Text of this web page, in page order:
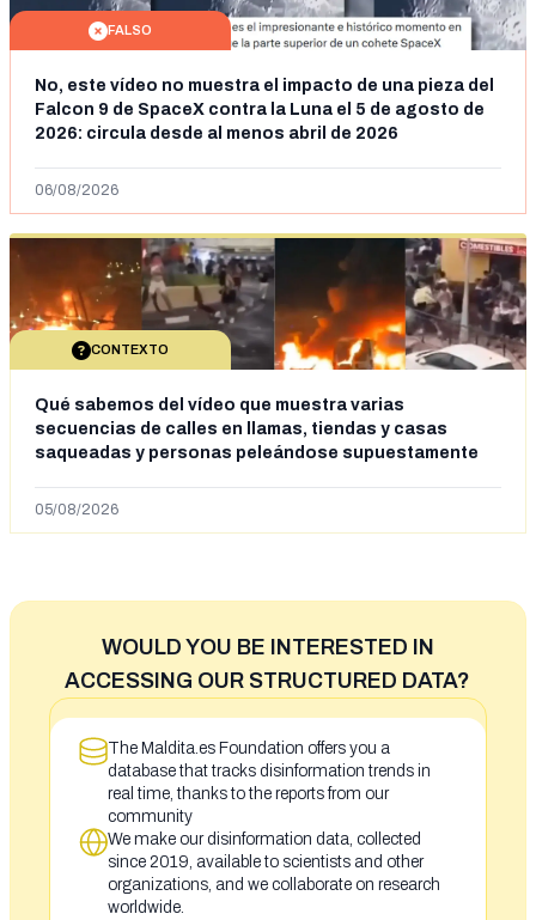
FALSO
No, este vídeo no muestra el impacto de una pieza del
Falcon 9 de SpaceX contra la Luna el 5 de agosto de
2026: circula desde al menos abril de 2026
06/08/2026
CONTEXTO
Qué sabemos del vídeo que muestra varias
secuencias de calles en llamas, tiendas y casas
saqueadas y personas peleándose supuestamente
situación irregular a Ceuta
05/08/2026
WOULD YOU BE INTERESTED IN
ACCESSING OUR STRUCTURED DATA?
The Maldita.es Foundation offers you a
database that tracks disinformation trends in
real time, thanks to the reports from our
community
We make our disinformation data, collected
since 2019, available to scientists and other
organizations, and we collaborate on research
worldwide.